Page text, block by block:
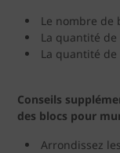
Le nombre de
La quantité
La quantité
Conseils
des blocs pour
Arrondissez